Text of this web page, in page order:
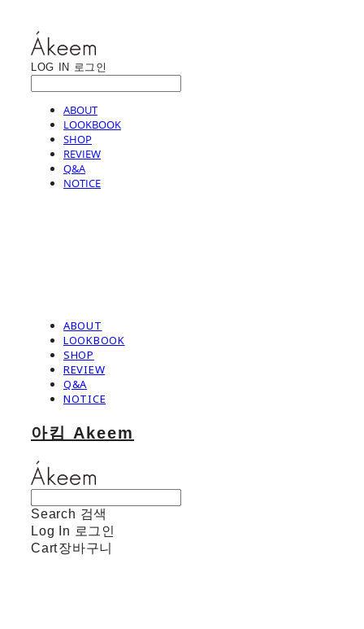
LOG IN 로그인
ABOUT
LOOKBOOK
SHOP
REVIEW
Q&A
NOTICE
ABOUT
LOOKBOOK
SHOP
REVIEW
Q&A
NOTICE
아킴 Akeem
Search 검색
Log In 로그인
Cart장바구니